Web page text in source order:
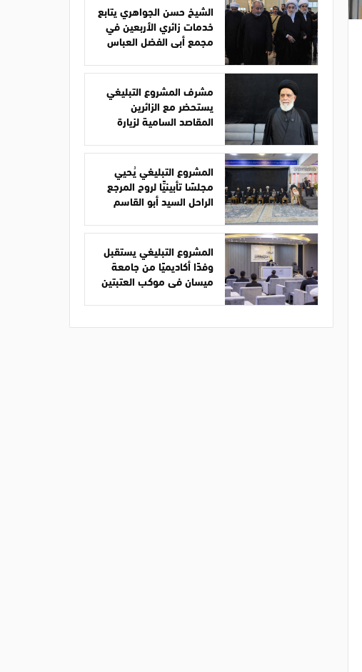
الشيخ حسن الجواهري يتابع
خدمات زائري الأربعين في
مجمع أبي الفضل العباس
مشرف المشروع التبليغي
يستحضر مع الزائرين
المقاصد السامية لزيارة
المشروع التبليغي يُحيي
مجلسًا تأبينيًّا لروح المرجع
الراحل السيد أبو القاسم
المشروع التبليغي يستقبل
وفدًا أكاديميًا من جامعة
ميسان في موكب العتبتين